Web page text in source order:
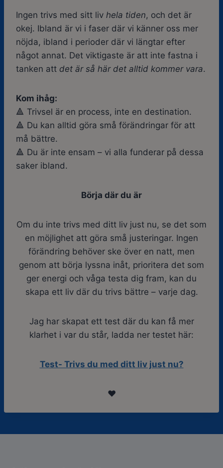
Ingen trivs med sitt liv hela tiden, och det är
okej. Ibland är vi i faser där vi känner oss mer
nöjda, ibland i perioder där vi längtar efter
något annat. Det viktigaste är att inte fastna i
tanken att det är så här det alltid kommer vara.
Kom ihåg:
🔺 Trivsel är en process, inte en destination.
🔺 Du kan alltid göra små förändringar för att
må bättre.
🔺 Du är inte ensam – vi alla funderar på dessa
saker ibland.
Börja där du är
Om du inte trivs med ditt liv just nu, se det som
en möjlighet att göra små justeringar. Ingen
förändring behöver ske över en natt, men
genom att börja lyssna inåt, prioritera det som
ger energi och våga testa dig fram, kan du
skapa ett liv där du trivs bättre – varje dag.
Jag har skapat ett test där du kan få mer
klarhet i var du står, ladda ner testet här:
Test- Trivs du med ditt liv just nu?
❤️